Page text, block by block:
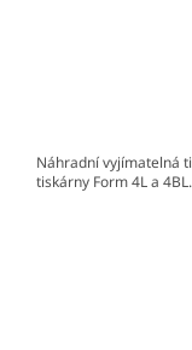
Náhradní vyjímatelná
tiskárny Form 4L a 4BL.